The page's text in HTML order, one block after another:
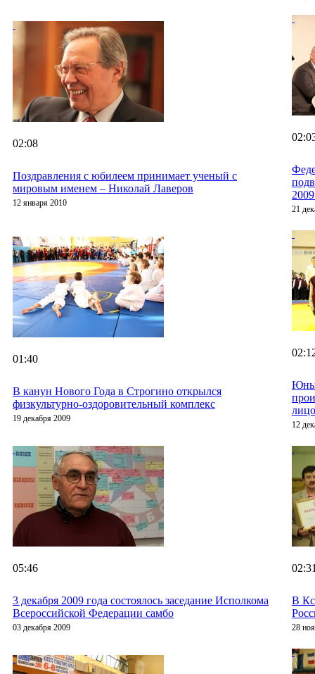
02:08
Поздравления с юбилеем принимает ученый с
мировым именем – Николай Лаверов
12 января 2010
21
01:40
В канун Нового Года в Строгино открылся
физкультурно-оздоровительный комплекс
19 декабря 2009
12
05:46
3 декабря 2009 года состоялось заседание Исполкома
Всероссийской Федерации самбо
03 декабря 2009
В
28